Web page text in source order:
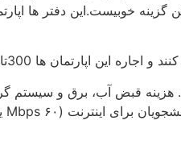
خوبیست.این دفتر ها
ها 300تا1000 یورو در ماه است.
قبض آب، برق و سیستم